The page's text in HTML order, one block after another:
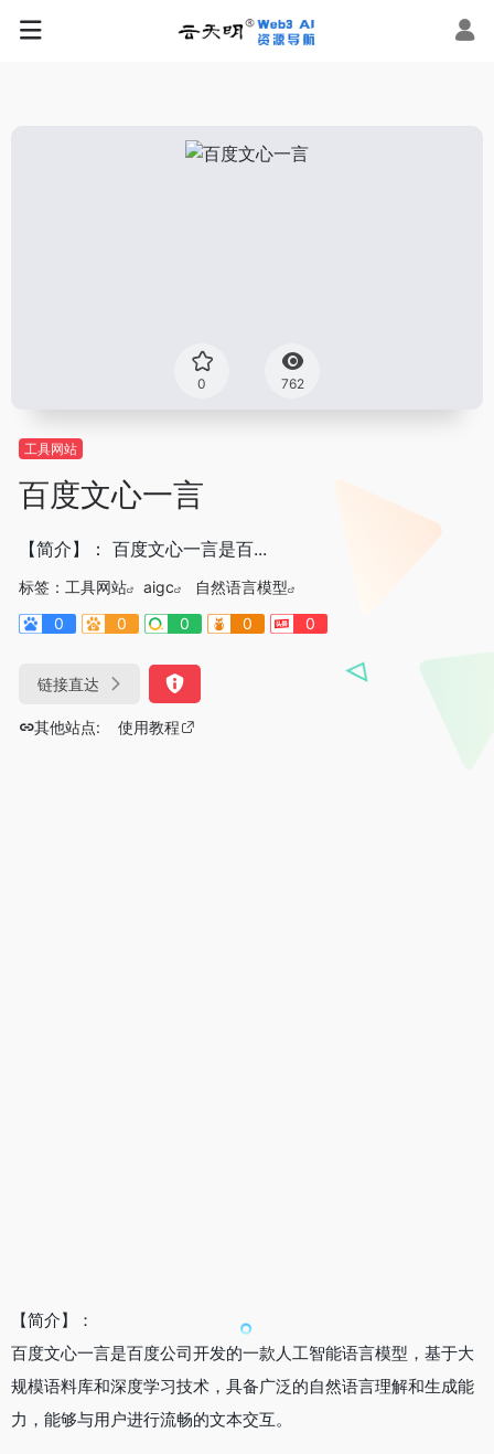
0 762
工具网站
百度文心一言
【简介】： 百度文心一言是百...
标签： 工具网站 aigc
自然语言模型
0
0 0 0 0
链接直达
其他站点: 使用教程
【简介】：
百度文心一言是百度公司开发的一款人工智能语言模型，基于大
规模语料库和深度学习技术，具备广泛的自然语言理解和生成能
力，能够与用户进行流畅的文本交互。